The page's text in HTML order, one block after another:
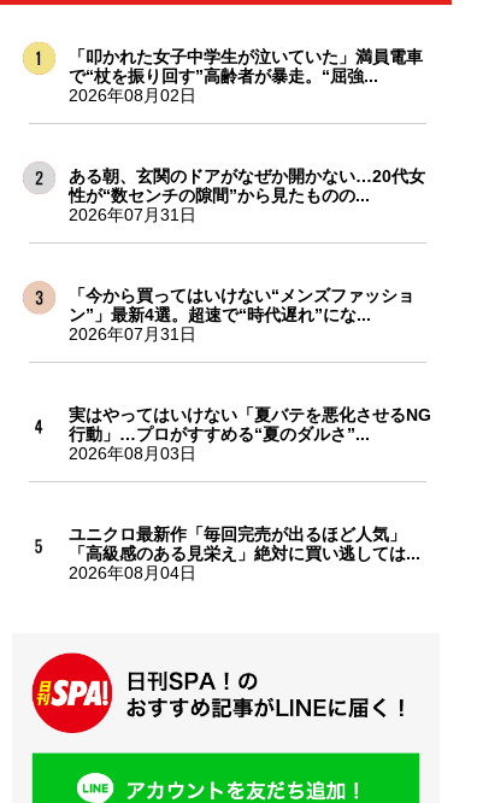
「叩かれた女子中学生が泣いていた」満員電車
で“杖を振り回す”高齢者が暴走。“屈強...
2026年08月02日
ある朝、玄関のドアがなぜか開かない…20代女
性が“数センチの隙間”から見たものの...
2026年07月31日
「今から買ってはいけない“メンズファッショ
ン”」最新4選。超速で“時代遅れ”にな...
2026年07月31日
実はやってはいけない「夏バテを悪化させるNG
行動」…プロがすすめる“夏のダルさ”...
2026年08月03日
ユニクロ最新作「毎回完売が出るほど人気」
「高級感のある見栄え」絶対に買い逃しては...
2026年08月04日